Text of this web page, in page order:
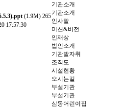
기관소개
기관소개
인사말
미션&비전
인재상
법인소개
기관발자취
조직도
시설현황
오시는길
부설기관
부설기관
삼동어린이집
(1.9M) 265
17:57:30